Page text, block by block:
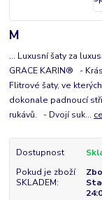
M
... Luxusní šaty za
GRACE KARIN® -
Flitrové šaty, ve
dokonale padnoucí
rukávů. - Dvojí suk...
Dostupnost
Pokud je zboží
SKLADEM: